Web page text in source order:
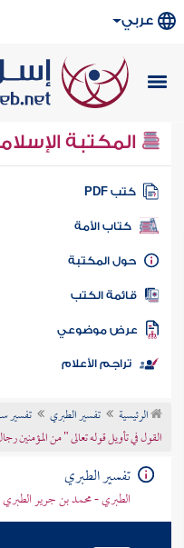
عربي
المكتبة
كتب PDF
كتاب الأمة
المكتبة
الكتب
موضوعي
تراجم الأعلام
الرئيسية تفسير الطبري
تفسير
القول في تأويل قوله تعالى " من المؤمنين
تفسير الطبري
الطبري - محمد بن جرير الطبري